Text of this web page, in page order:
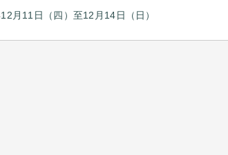
月11日（四）至12月14日（日）